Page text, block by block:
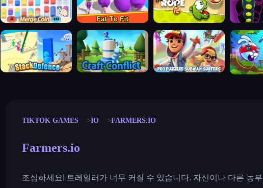
stack defence craft conflict subway surfers rabbit
TIKTOK GAMES IO FARMERS.IO
Farmers.io
조심하세요! 트레일러가 너무 커질 수 있습니다. 자신이나 다른 농